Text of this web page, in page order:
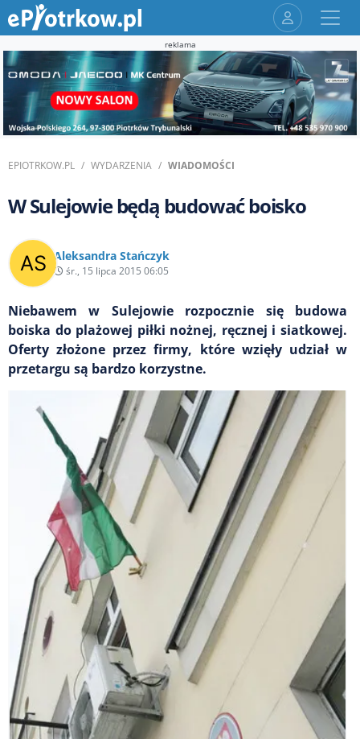
reklama
EPIOTRKOW.PL WYDARZENIA WIADOMOŚCI
W Sulejowie będą budować boisko
Aleksandra Stańczyk
śr., 15 lipca 2015 06:05
Niebawem w Sulejowie rozpocznie się budowa
boiska do plażowej piłki nożnej, ręcznej i siatkowej.
Oferty złożone przez firmy, które wzięły udział w
przetargu są bardzo korzystne.